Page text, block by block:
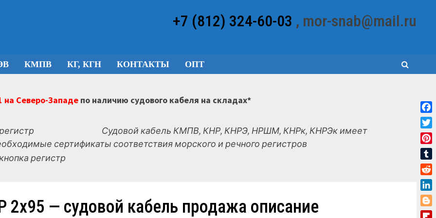
+7 (812) 324-60-03 , mor-snab@mail.ru
КМПВ КГ, КГН КОНТАКТЫ ОПТ
Северо-Западепо наличию судового кабеля на складах*
Судовой кабель КМПВ, КНР, КНРЭ, НРШМ, КНРк, КНРЭк имеет
сертификаты соответствия морского и речного регистров
2х95 — судовой кабель продажа описание